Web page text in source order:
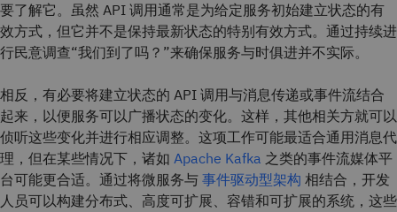
要了解它。虽然 API 调用通常是为给定服务初始建立状态的有
效方式，但它并不是保持最新状态的特别有效方式。通过持续进
行民意调查“我们到了吗？”来确保服务与时俱进并不实际。
相反，有必要将建立状态的 API 调用与消息传递或事件流结合
起来，以便服务可以广播状态的变化。这样，其他相关方就可以
侦听这些变化并进行相应调整。这项工作可能最适合通用消息代
理，但在某些情况下，诸如 Apache Kafka 之类的事件流媒体平
台可能更合适。通过将微服务与 事件驱动型架构 相结合，开发
人员可以构建分布式、高度可扩展、容错和可扩展的系统，这些